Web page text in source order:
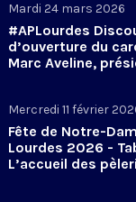
Mardi 24 mars 2026
#APLourdes
d’ouverture du
Marc Aveline,
Mercredi 11 février
Fête de Notre-
Lourdes 2026 -
L’accueil des